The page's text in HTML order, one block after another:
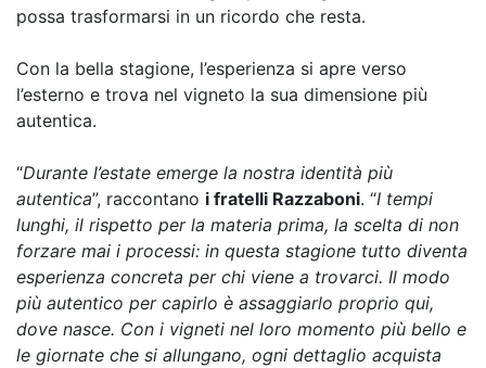
possa trasformarsi in un ricordo che resta.
Con la bella stagione, l’esperienza si apre verso
l’esterno e trova nel vigneto la sua dimensione più
autentica.
“Durante l’estate emerge la nostra identità più
autentica”, raccontano i fratelli Razzaboni. “I tempi
lunghi, il rispetto per la materia prima, la scelta di non
forzare mai i processi: in questa stagione tutto diventa
esperienza concreta per chi viene a trovarci. Il modo
più autentico per capirlo è assaggiarlo proprio qui,
dove nasce. Con i vigneti nel loro momento più bello e
le giornate che si allungano, ogni dettaglio acquista